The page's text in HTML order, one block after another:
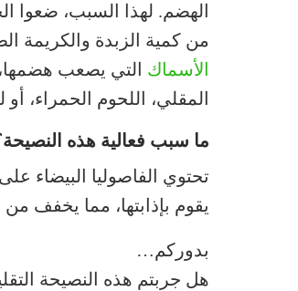
الهضم. لهذا السبب، ضعوا
من كمية الزبدة والكريمة
الأسماك التي يصعب
المقلي، اللحوم الحمراء،
ما سبب فعالية هذه
تحتوي الفاصوليا البيضاء
يقوم بإذابتها، مما يخفف
بدوركم…
هل جربتم هذه النصيحة